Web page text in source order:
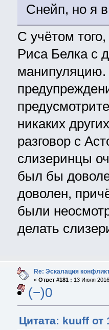
Снейп, но я
С учётом
Риса Белка с
манипуляцию.
никаких
разговор с
слизеринцы
был бы
доволен,
были
делать
Re: Эскалация
« Ответ #181 : 13 Июля
(−)0
Цитата: kuuff от